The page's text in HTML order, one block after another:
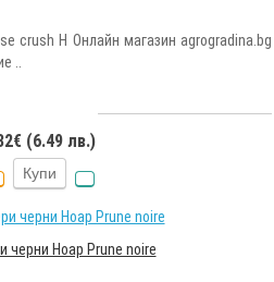
crush H Онлайн магазин agrogradina.bg
..
(6.49 лв.)
Купи
черни Ноар Prune noire